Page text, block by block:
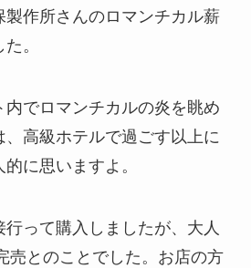
製作所さんのロマンチカル薪
。
でロマンチカルの炎を眺め
、高級ホテルで過ごす以上に
に思いますよ。
って購入しましたが、大人
売とのことでした。お店の方